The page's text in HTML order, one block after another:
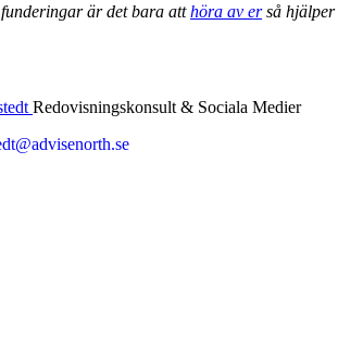
är det bara atthöra av erså hjälper
Redovisningskonsult & Sociala Medier